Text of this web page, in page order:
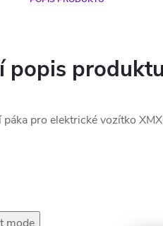
popis produktu
pro elektrické vozítko